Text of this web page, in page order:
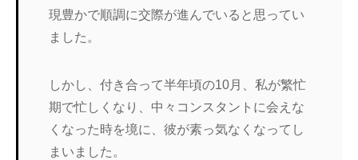
現豊かで順調に交際が進んでいると思ってい
ました。
しかし、付き合って半年頃の10月、私が繁忙
期で忙しくなり、中々コンスタントに会えな
くなった時を境に、彼が素っ気なくなってし
まいました。